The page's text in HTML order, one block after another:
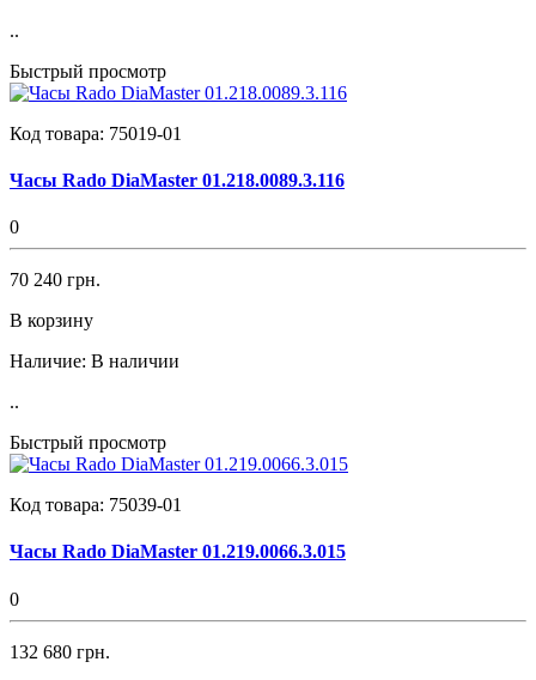
..
Быстрый просмотр
Код товара: 75019-01
Часы Rado DiaMaster 01.218.0089.3.116
0
70 240 грн.
В корзину
Наличие: В наличии
..
Быстрый просмотр
Код товара: 75039-01
Часы Rado DiaMaster 01.219.0066.3.015
0
132 680 грн.